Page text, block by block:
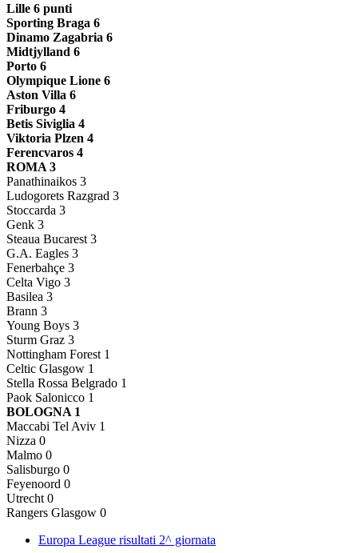
Lille 6 punti
Sporting Braga 6
Dinamo Zagabria 6
Midtjylland 6
Porto 6
Olympique Lione 6
Aston Villa 6
Friburgo 4
Betis Siviglia 4
Viktoria Plzen 4
Ferencvaros 4
ROMA 3
Panathinaikos 3
Ludogorets Razgrad 3
Stoccarda 3
Genk 3
Steaua Bucarest 3
G.A. Eagles 3
Fenerbahçe 3
Celta Vigo 3
Basilea 3
Brann 3
Young Boys 3
Sturm Graz 3
Nottingham Forest 1
Celtic Glasgow 1
Stella Rossa Belgrado 1
Paok Salonicco 1
BOLOGNA 1
Maccabi Tel Aviv 1
Nizza 0
Malmo 0
Salisburgo 0
Feyenoord 0
Utrecht 0
Rangers Glasgow 0
Europa League risultati 2^ giornata